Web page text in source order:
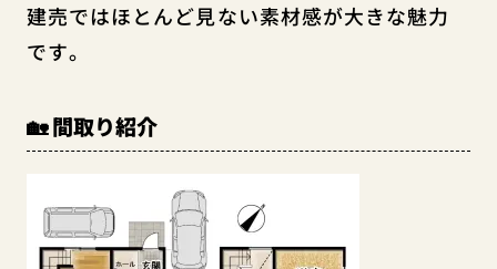
建売ではほとんど見ない素材感が大きな魅力
です。
🏡 間取り紹介